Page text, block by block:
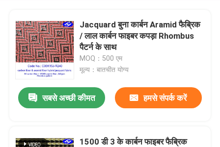
Jacquard बुना कार्बन Aramid फैब्रिक
/ लाल कार्बन फाइबर कपड़ा Rhombus
पैटर्न के साथ
MOQ：500 एम
मूल्य：बातचीत योग्य
सबसे अच्छी कीमत हमसे संपर्क करें
1500 डी 3 के कार्बन फाइबर फैब्रिक